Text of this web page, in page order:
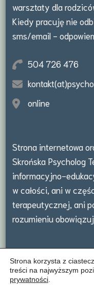
warsztaty dla
Kiedy pracuję nie
sms/email -
504 726 476
online
Strona internetowa
Skrońska Psycholog
informacyjno-
w całości, ani w
terapeutycznej, ani
rozumieniu
Strona korzysta z
treści na najwyższym
prywatności